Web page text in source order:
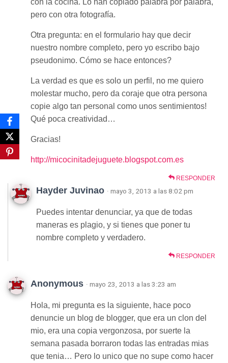
pero con otra fotografía.
Otra pregunta: en el formulario hay que decir
nuestro nombre completo, pero yo escribo bajo
pseudonimo. Cómo se hace entonces?
La verdad es que es solo un perfil, no me quiero
molestar mucho, pero da coraje que otra persona
copie algo tan personal como unos sentimientos!
Qué poca creatividad…
Gracias!
http://micocinitadejuguete.blogspot.com.es
RESPONDER
Hayder Juvinao · mayo 3, 2013 a las 8:02 pm
Puedes intentar denunciar, ya que de todas
maneras es plagio, y si tienes que poner tu
nombre completo y verdadero.
RESPONDER
Anonymous · mayo 23, 2013 a las 3:23 am
Hola, mi pregunta es la siguiente, hace poco
denuncie un blog de blogger, que era un clon del
mio, era una copia vergonzosa, por suerte la
semana pasada borraron todas las entradas mias
que tenia… Pero lo unico que no supe como hacer